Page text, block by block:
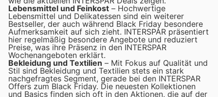
Lebensmittel und Feinkost – Hochwertige
Lebensmittel und Delikatessen sind ein weiterer
Bestseller, der auch während Black Friday besondere
Aufmerksamkeit auf sich zieht. INTERSPAR präsentiert
hier regelmäßig besondere Angebote und reduziert
Preise, was ihre Präsenz in den INTERSPAR
Wochenangeboten erklärt.
Bekleidung und Textilien – Mit Fokus auf Qualität und
Stil sind Bekleidung und Textilien stets ein stark
nachgefragtes Segment, gerade bei den INTERSPAR
Offers zum Black Friday. Die neuesten Kollektionen
und Basics finden sich oft in den Aktionen, die auf der